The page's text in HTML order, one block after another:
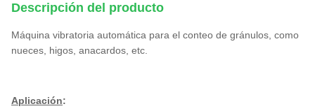
Descripción del producto
Máquina vibratoria automática para el conteo de gránulos, como
nueces, higos, anacardos, etc.
Aplicación: